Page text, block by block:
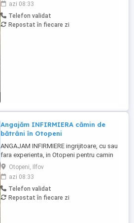
asigurata, carte de munca. Acces usor cu
transport in comun. Posibilitate de cazare
pentru personal in conditii bune, daca
azi 08:33
Telefon validat
Repostat în fiecare zi
Angajăm INFIRMIERA cămin de
bătrâni în Otopeni
ANGAJAM INFIRMIERE ingrijitoare, cu sau
fara experienta, in Otopeni pentru camin
de batrani privat, program intern sau in
ture, plata corecta si la timp, masa
asigurata, carte de munca. Acces usor cu
transport in comun. Posibilitate de cazare
pentru personal in conditii bune, daca
Otopeni, Ilfov
azi 08:33
Telefon validat
Repostat în fiecare zi